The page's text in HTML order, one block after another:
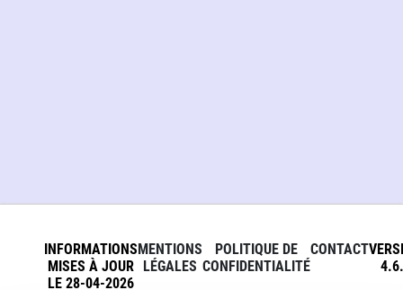
INFORMATIONS
MISES À JOUR
LE 28-04-2026
MENTIONS
LÉGALES
POLITIQUE DE
CONFIDENTIALITÉ
CONTACT